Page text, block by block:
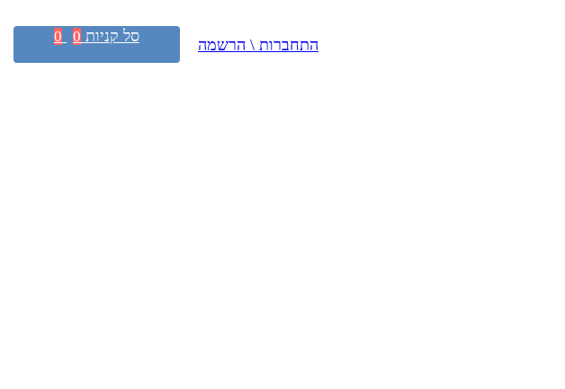
התחברות \ הרשמה סל קניות 0
0